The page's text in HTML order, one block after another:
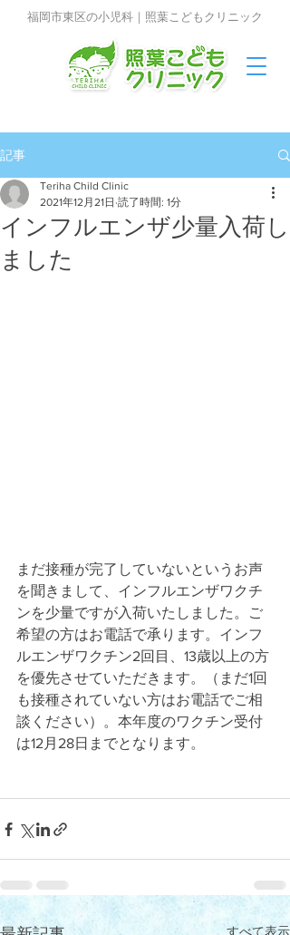
福岡市東区の小児科｜照葉こどもクリニック
記事
インフルエンザ少量入荷し
ました
Teriha Child Clinic
2021年12月21日 読了時間: 1分
まだ接種が完了していないというお声
を聞きまして、インフルエンザワクチ
ンを少量ですが入荷いたしました。ご
希望の方はお電話で承ります。インフ
ルエンザワクチン2回目、13歳以上の方
を優先させていただきます。（まだ1回
も接種されていない方はお電話でご相
談ください）。本年度のワクチン受付
は12月28日までとなります。
すべて表示